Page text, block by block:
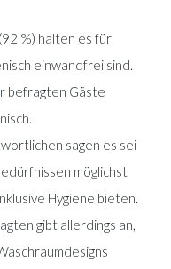
%) halten es für
einwandfrei sind.
befragten Gäste
sagen es sei
möglichst
Hygiene bieten.
gibt allerdings an,